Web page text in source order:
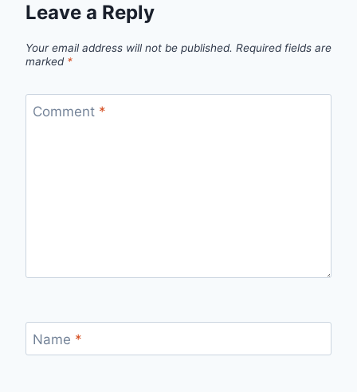
Leave a Reply
Your email address will not be published. Required fields are
marked *
Comment *
Name *